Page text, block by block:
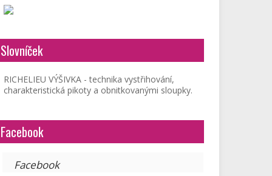
Slovníček
RICHELIEU VÝŠIVKA - technika vystřihování,
charakteristická pikoty a obnitkovanými sloupky.
Facebook
Facebook